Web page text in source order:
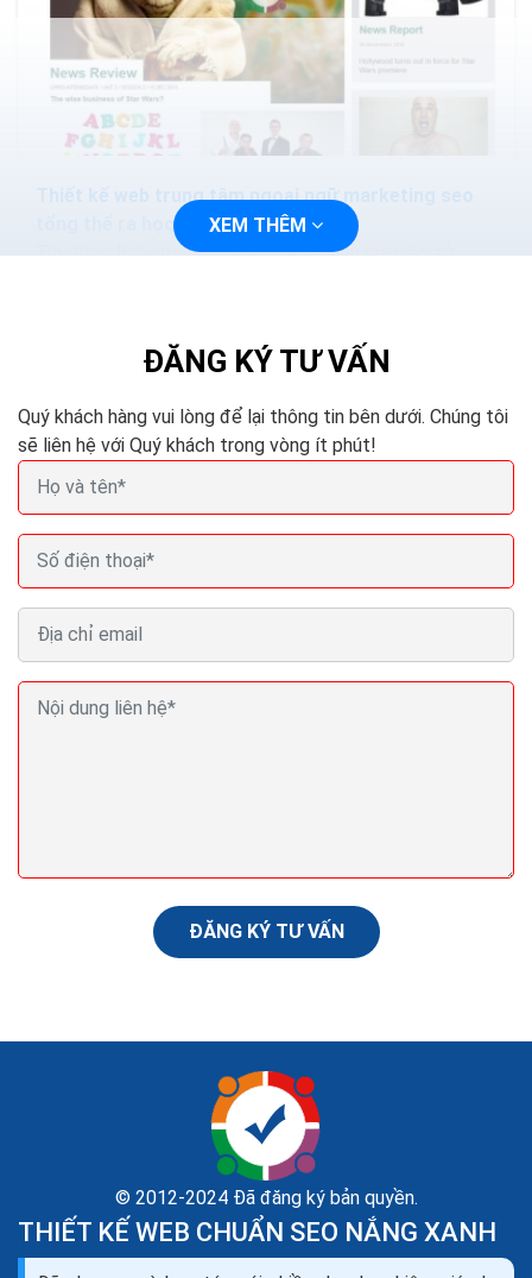
Thiết kế web trung tâm ngoại ngữ marketing seo
tổng thể ra học viên
Tùy từng lĩnh vực hoạt động khác nhau mà việc sử
XEM THÊM
ĐĂNG KÝ TƯ VẤN
Quý khách hàng vui lòng để lại thông tin bên dưới. Chúng tôi
sẽ liên hệ với Quý khách trong vòng ít phút!
ĐĂNG KÝ TƯ VẤN
© 2012-2024 Đã đăng ký bản quyền.
THIẾT KẾ WEB CHUẨN SEO NẮNG XANH